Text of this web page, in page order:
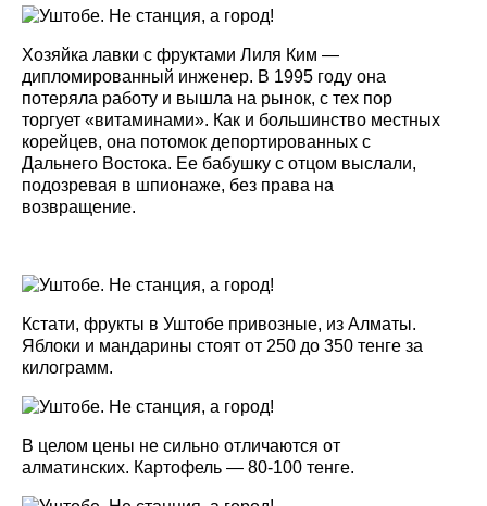
Хозяйка лавки с фруктами Лиля Ким —
дипломированный инженер. В 1995 году она
потеряла работу и вышла на рынок, с тех пор
торгует «витаминами». Как и большинство местных
корейцев, она потомок депортированных с
Дальнего Востока. Ее бабушку с отцом выслали,
подозревая в шпионаже, без права на
возвращение.
Кстати, фрукты в Уштобе привозные, из Алматы.
Яблоки и мандарины стоят от 250 до 350 тенге за
килограмм.
В целом цены не сильно отличаются от
алматинских. Картофель — 80-100 тенге.